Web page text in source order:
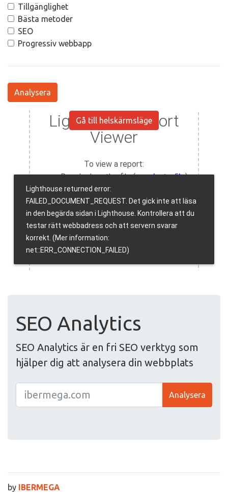
Tillgänglighet
Bästa metoder
SEO
Progressiv webbapp
Analysera
Gå till helskärmsläge
SEO Analytics
SEO Analytics är en fri SEO verktyg som
hjälper dig att analysera din webbplats
Analysera
by IBERMEGA